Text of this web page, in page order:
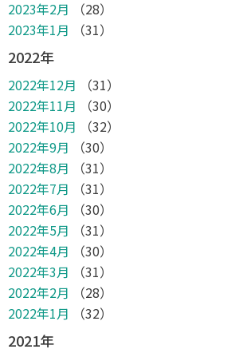
2023年2月
（28）
2023年1月
（31）
2022年
2022年12月
（31）
2022年11月
（30）
2022年10月
（32）
2022年9月
（30）
2022年8月
（31）
2022年7月
（31）
2022年6月
（30）
2022年5月
（31）
2022年4月
（30）
2022年3月
（31）
2022年2月
（28）
2022年1月
（32）
2021年